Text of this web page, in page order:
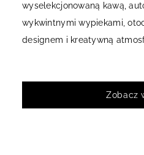
wyselekcjonowaną kawą,
wykwintnymi wypiekami,
designem i kreatywną
Zobacz